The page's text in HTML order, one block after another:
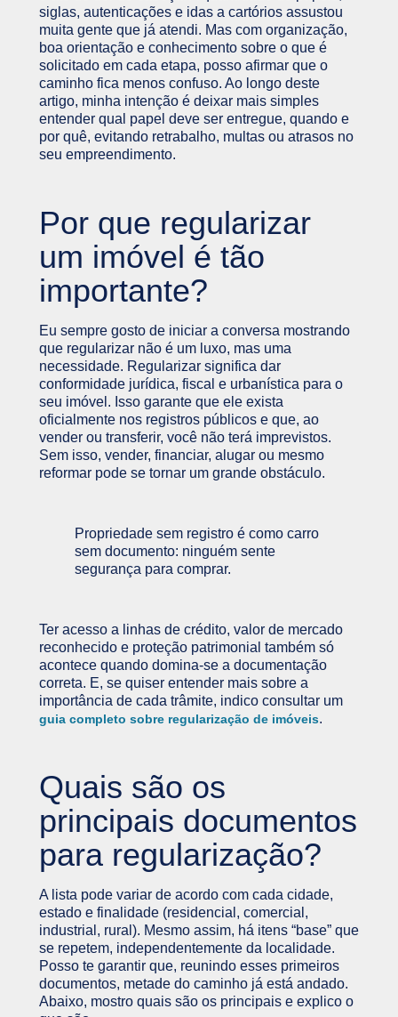
siglas, autenticações e idas a cartórios assustou
muita gente que já atendi. Mas com organização,
boa orientação e conhecimento sobre o que é
solicitado em cada etapa, posso afirmar que o
caminho fica menos confuso. Ao longo deste
artigo, minha intenção é deixar mais simples
entender qual papel deve ser entregue, quando e
por quê, evitando retrabalho, multas ou atrasos no
seu empreendimento.
Por que regularizar
um imóvel é tão
importante?
Eu sempre gosto de iniciar a conversa mostrando
que regularizar não é um luxo, mas uma
necessidade. Regularizar significa dar
conformidade jurídica, fiscal e urbanística para o
seu imóvel. Isso garante que ele exista
oficialmente nos registros públicos e que, ao
vender ou transferir, você não terá imprevistos.
Sem isso, vender, financiar, alugar ou mesmo
reformar pode se tornar um grande obstáculo.
Propriedade sem registro é como carro
sem documento: ninguém sente
segurança para comprar.
Ter acesso a linhas de crédito, valor de mercado
reconhecido e proteção patrimonial também só
acontece quando domina-se a documentação
correta. E, se quiser entender mais sobre a
importância de cada trâmite, indico consultar um
guia completo sobre regularização de imóveis.
Quais são os
principais documentos
para regularização?
A lista pode variar de acordo com cada cidade,
estado e finalidade (residencial, comercial,
industrial, rural). Mesmo assim, há itens “base” que
se repetem, independentemente da localidade.
Posso te garantir que, reunindo esses primeiros
documentos, metade do caminho já está andado.
Abaixo, mostro quais são os principais e explico o